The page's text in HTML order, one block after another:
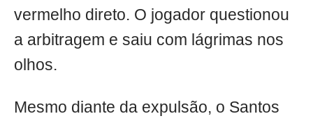
vermelho direto. O jogador questionou
a arbitragem e saiu com lágrimas nos
olhos.
Mesmo diante da expulsão, o Santos